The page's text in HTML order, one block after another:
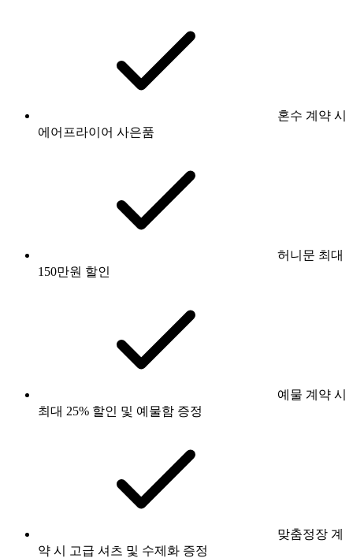
혼수 계약 시
에어프라이어 사은품
허니문 최대
150만원 할인
예물 계약 시
최대 25% 할인 및 예물함 증정
맞춤정장 계
약 시 고급 셔츠 및 수제화 증정